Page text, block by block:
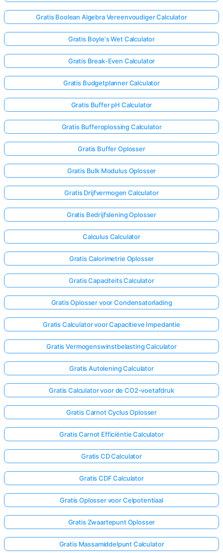
Gratis Boolean Algebra Vereenvoudiger Calculator
Gratis Boyle's Wet Calculator
Gratis Break-Even Calculator
Gratis Budgetplanner Calculator
Gratis Buffer pH Calculator
Gratis Bufferoplossing Calculator
Gratis Buffer Oplosser
Gratis Bulk Modulus Oplosser
Gratis Drijfvermogen Calculator
Gratis Bedrijfslening Oplosser
Calculus Calculator
Gratis Calorimetrie Oplosser
Gratis Capaciteits Calculator
Gratis Oplosser voor Condensatorlading
Gratis Calculator voor Capacitieve Impedantie
Gratis Vermogenswinstbelasting Calculator
Gratis Autolening Calculator
Gratis Calculator voor de CO2-voetafdruk
Gratis Carnot Cyclus Oplosser
Gratis Carnot Efficiëntie Calculator
Gratis CD Calculator
Gratis CDF Calculator
Gratis Oplosser voor Celpotentiaal
Gratis Zwaartepunt Oplosser
Gratis Massamiddelpunt Calculator